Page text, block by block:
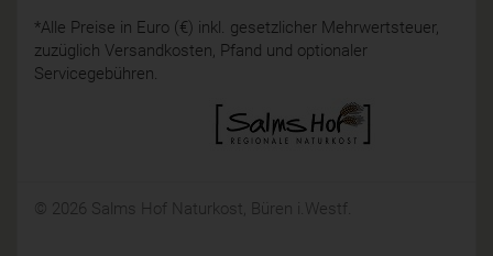
*Alle Preise in Euro (€) inkl. gesetzlicher Mehrwertsteuer,
zuzüglich Versandkosten, Pfand und optionaler
Servicegebühren.
© 2026 Salms Hof Naturkost, Büren i.Westf.